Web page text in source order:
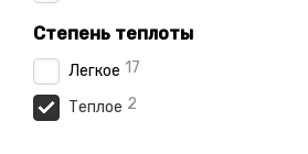
Степень теплоты
Легкое 17
Теплое 2